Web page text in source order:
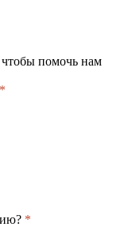
помочь нам
*
*